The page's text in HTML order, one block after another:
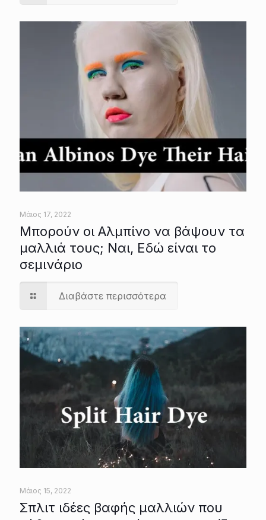
Μάιος 17, 2022
Μπορούν οι Αλμπίνο να βάψουν τα
μαλλιά τους; Ναι, Εδώ είναι το
σεμινάριο
Διαβάστε περισσότερα
Μάιος 15, 2022
Σπλιτ ιδέες βαφής μαλλιών που